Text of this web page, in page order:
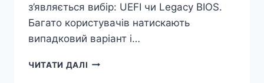
з’являється вибір: UEFI чи Legacy BIOS.
Багато користувачів натискають
випадковий варіант і…
ЧИТАТИ ДАЛІ РІЗНИЦЯ